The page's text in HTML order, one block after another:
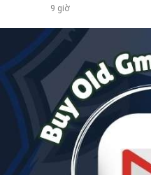
9 giờ